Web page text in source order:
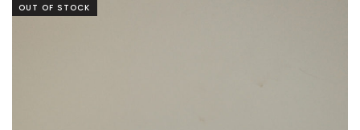
OUT OF STOCK